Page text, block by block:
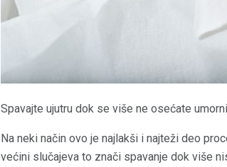
Spavajte ujutru dok se više ne osećate
Na neki način ovo je najlakši i najteži deo
većini slučajeva to znači spavanje dok više